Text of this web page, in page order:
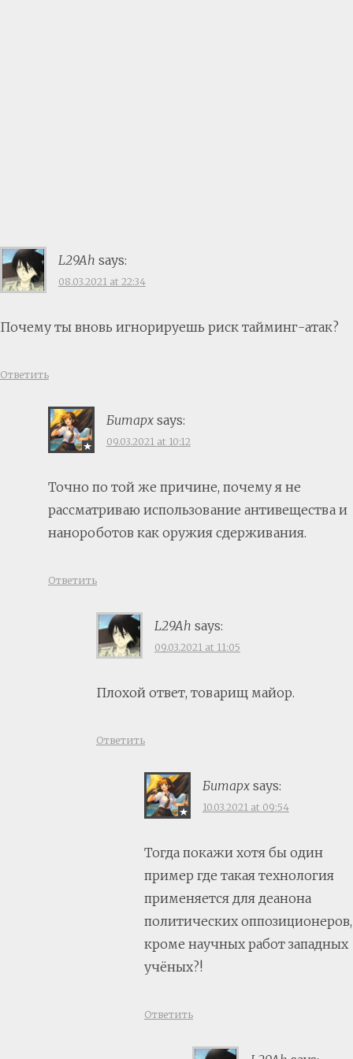
L29Ah says:
08.03.2021 at 22:34
Почему ты вновь игнорируешь риск тайминг-атак?
Ответить
Битарх says:
09.03.2021 at 10:12
Точно по той же причине, почему я не
рассматриваю использование антивещества и
нанороботов как оружия сдерживания.
Ответить
L29Ah says:
09.03.2021 at 11:05
Плохой ответ, товарищ майор.
Ответить
Битарх says:
10.03.2021 at 09:54
Тогда покажи хотя бы один
пример где такая технология
применяется для деанона
политических оппозиционеров,
кроме научных работ западных
учёных?!
Ответить